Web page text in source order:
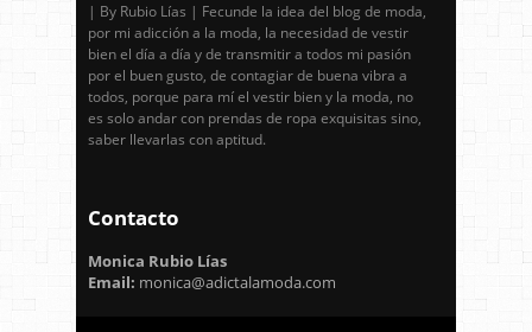
| By Rubio Lías | Fecunde la idea del blog de moda,
por mi adicción a la moda, la necesidad de vestir
bien el día a día y de transmitir a todos mi pasión
por el buen gusto, de contagiar de buena vibra a
todos, porque para mí el vestir bien y la moda, no
es solo andar con prendas de ropa exquisitas sino,
saber llevarlas con aptitud.
Contacto
Monica Rubio Lías
Email: monica@adictalamoda.com